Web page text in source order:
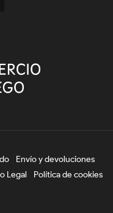
Envío y devoluciones
Legal
Política de cookies